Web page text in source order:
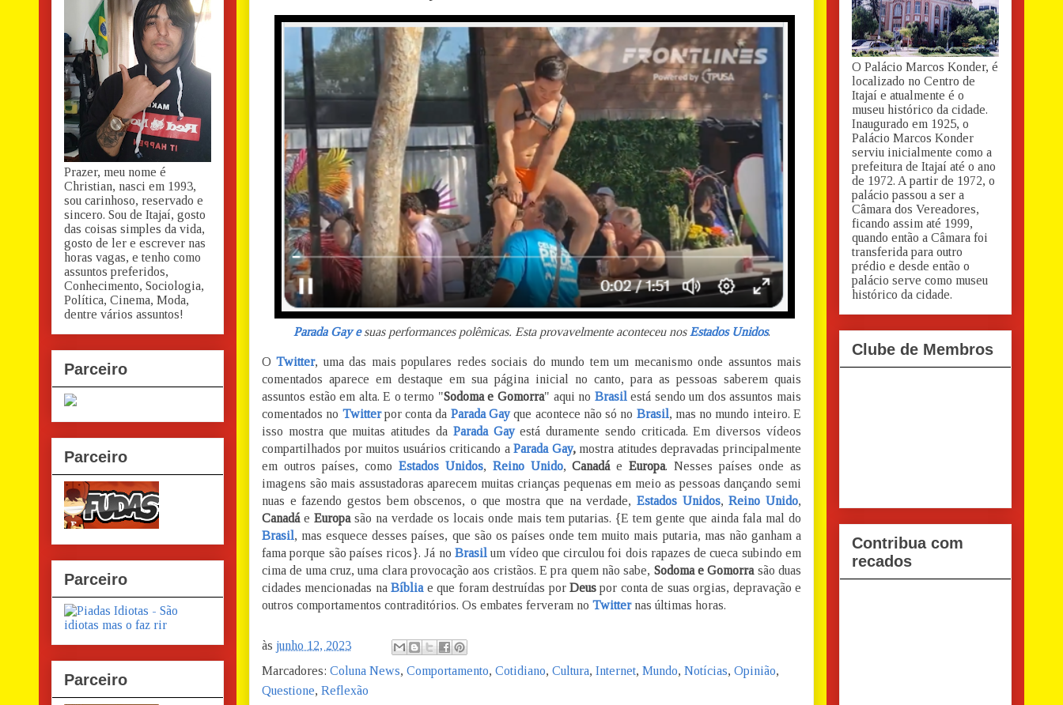
Parada Gay esuas performances polêmicas. Esta provavelmente aconteceu nos Estados Unidos.
OTwitter, uma das mais populares redes sociais do mundo tem um mecanismo onde assuntos mais
comentados aparece em destaque em sua página inicial no canto, para as pessoas saberem quais
assuntos estão em alta. E o termo "Sodoma e Gomorra" aqui no Brasil está sendo um dos assuntos mais
comentados no Twitterpor conta da Parada Gay que acontece não só no Brasil , mas no mundo inteiro. E
isso mostra que muitas atitudes da Parada Gayestá duramente sendo criticada. Em diversos vídeos
compartilhados por muitos usuários criticando aParada Gay,mostra atitudes depravadas principalmente
em outros países, como Estados Unidos, Reino Unido,CanadáeEuropa. Nesses países onde as
imagens são mais assustadoras aparecem muitas crianças pequenas em meio as pessoas dançando semi
nuas e fazendo gestos bem obscenos, o que mostra que na verdade, Estados Unidos,Reino Unido,
Canadá e Europa são na verdade os locais onde mais tem putarias. {E tem gente que ainda fala mal do
Brasil , mas esquece desses países, que são os países onde tem muito mais putaria, mas não ganham a
fama porque são países ricos}. Já no Brasilum vídeo que circulou foi dois rapazes de cueca subindo em
cima de uma cruz, uma clara provocação aos cristãos. E pra quem não sabe, Sodoma e Gomorra são duas
cidades mencionadas naBíblia e que foram destruídas por Deuspor conta de suas orgias, depravação e
outros comportamentos contraditórios. Os embates ferveram no Twitter nas últimas horas.
às junho 12, 2023
Marcadores: Coluna News, Comportamento, Cotidiano, Cultura, Internet, Mundo, Notícias, Opinião,
Questione, Reflexão
Prazer, meu nome é
Christian, nasci em 1993,
sou carinhoso, reservado e
sincero. Sou de Itajaí, gosto
das coisas simples da vida,
gosto de ler e escrever nas
horas vagas, e tenho como
assuntos preferidos,
Conhecimento, Sociologia,
Política, Cinema, Moda,
dentre vários assuntos!
Parceiro
Parceiro
Parceiro
Parceiro
O Palácio Marcos Konder, é
localizado no Centro de
Itajaí e atualmente é o
museu histórico da cidade.
Inaugurado em 1925, o
Palácio Marcos Konder
serviu inicialmente como a
prefeitura de Itajaí até o ano
de 1972. A partir de 1972, o
palácio passou a ser a
Câmara dos Vereadores,
ficando assim até 1999,
quando então a Câmara foi
transferida para outro
prédio e desde então o
palácio serve como museu
histórico da cidade.
Clube de Membros
Contribua com
recados